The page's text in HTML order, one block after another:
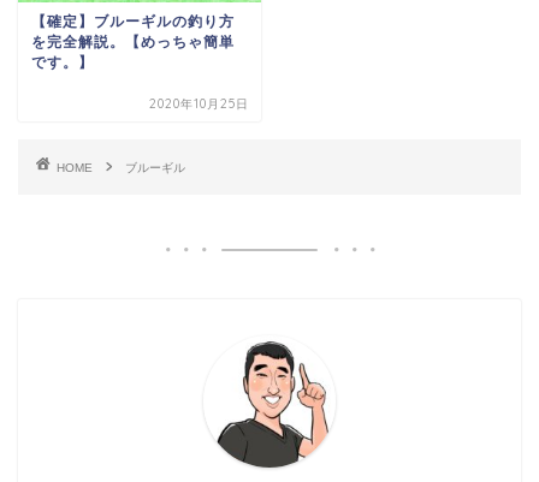
【確定】ブルーギルの釣り方
を完全解説。【めっちゃ簡単
です。】
2020年10月25日
HOME ブルーギル